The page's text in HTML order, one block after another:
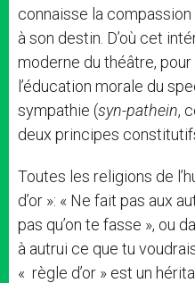
connaisse la compassion
à son destin. D’où cet
moderne du théâtre, pour
l’éducation morale du
sympathie (syn-pathein,
deux principes
Toutes les religions de
d’or »: « Ne fait pas aux
pas qu’on te fasse », ou
à autrui ce que tu
« règle d’or » est un